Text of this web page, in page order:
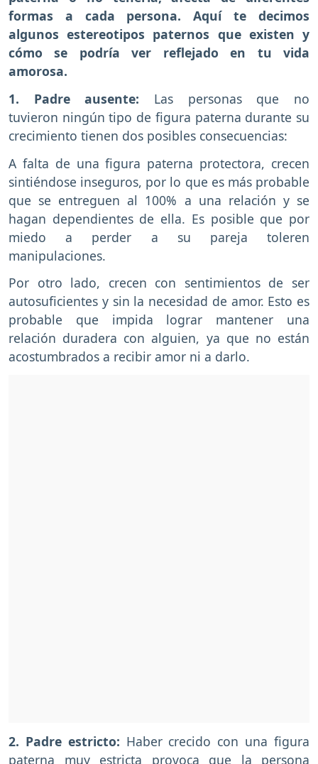
formas a cada persona. Aquí te decimos
algunos estereotipos paternos que existen y
cómo se podría ver reflejado en tu vida
amorosa.
1. Padre ausente: Las personas que no
tuvieron ningún tipo de figura paterna durante su
crecimiento tienen dos posibles consecuencias:
A falta de una figura paterna protectora, crecen
sintiéndose inseguros, por lo que es más probable
que se entreguen al 100% a una relación y se
hagan dependientes de ella. Es posible que por
miedo a perder a su pareja toleren
manipulaciones.
Por otro lado, crecen con sentimientos de ser
autosuficientes y sin la necesidad de amor. Esto es
probable que impida lograr mantener una
relación duradera con alguien, ya que no están
acostumbrados a recibir amor ni a darlo.
2. Padre estricto: Haber crecido con una figura
paterna muy estricta provoca que la persona